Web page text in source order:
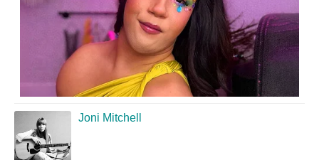
Joni Mitchell